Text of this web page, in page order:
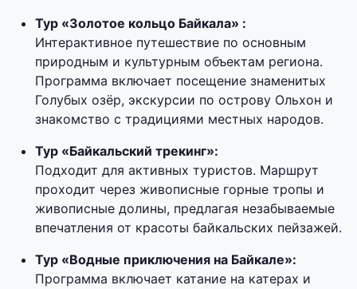
Тур «Золотое кольцо Байкала» :
Интерактивное путешествие по основным
природным и культурным объектам региона.
Программа включает посещение знаменитых
Голубых озёр, экскурсии по острову Ольхон и
знакомство с традициями местных народов.
Тур «Байкальский трекинг»:
Подходит для активных туристов. Маршрут
проходит через живописные горные тропы и
живописные долины, предлагая незабываемые
впечатления от красоты байкальских пейзажей.
Тур «Водные приключения на Байкале»:
Программа включает катание на катерах и